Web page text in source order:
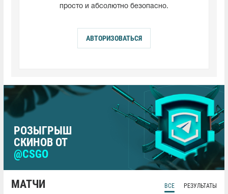
просто и абсолютно безопасно.
АВТОРИЗОВАТЬСЯ
РОЗЫГРЫШ
СКИНОВ ОТ
@CSGO
МАТЧИ ВСЕ РЕЗУЛЬТАТЫ